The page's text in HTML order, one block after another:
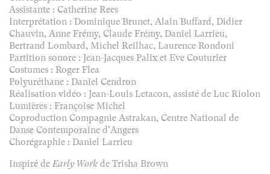
Assistante : Catherine Rees
Interprétation : Dominique Brunet, Alain Buffard, Didier
Chauvin, Anne Frémy, Claude Frémy, Daniel Larrieu,
Bertrand Lombard, Michel Reilhac, Laurence Rondoni
Partition sonore : Jean-Jacques Palix et Eve Couturier
Costumes : Roger Flea
Polyuréthane : Daniel Cendron
Réalisation vidéo : Jean-Louis Letacon, assisté de Luc Riolon
Lumières : Françoise Michel
Coproduction Compagnie Astrakan, Centre National de
Danse Contemporaine d'Angers
Chorégraphie : Daniel Larrieu
Inspiré de Early Work de Trisha Brown